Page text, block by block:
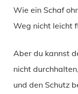
Wie ein Schaf
Weg nicht leicht
Aber du kannst
nicht
und den Schutz